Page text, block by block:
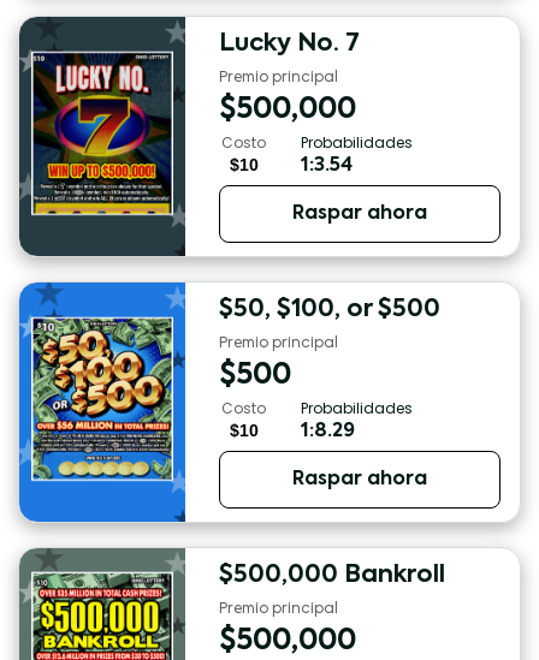
Lucky No. 7
Premio principal
$500,000
Costo
$10
Probabilidades
1:3.54
Raspar ahora
$50, $100, or $500
Premio principal
$500
Costo
$10
Probabilidades
1:8.29
Raspar ahora
$500,000 Bankroll
Premio principal
$500,000